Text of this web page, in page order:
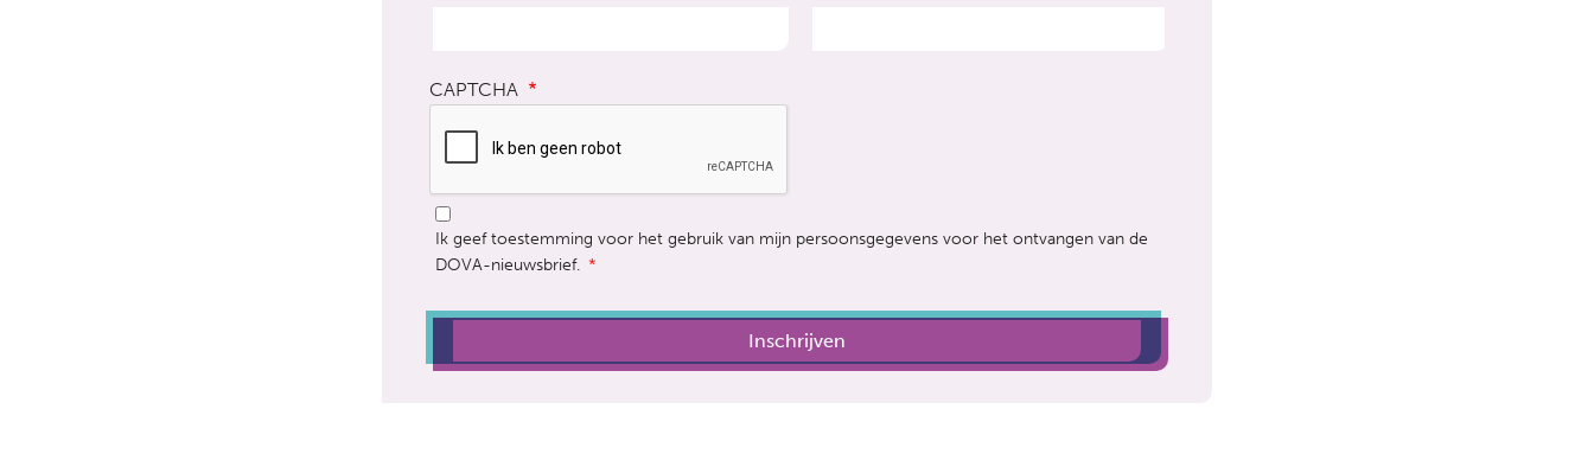
CAPTCHA
Deze
vraag
is
controleren
Ik geef toestemming voor het gebruik van mijn persoonsgegevens voor het ontvangen van de
DOVA-nieuwsbrief. *